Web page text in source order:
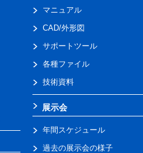
マニュアル
CAD/外形図
サポートツール
各種ファイル
技術資料
展示会
年間スケジュール
過去の展示会の様子